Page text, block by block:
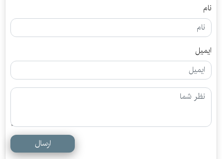
نام
ایمیل
ارسال